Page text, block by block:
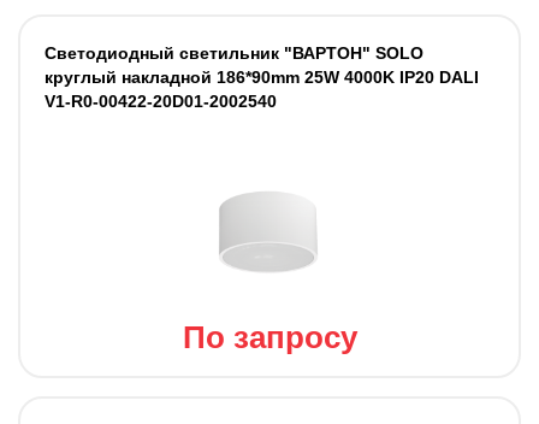
Светодиодный светильник "ВАРТОН" SOLO
круглый накладной 186*90mm 25W 4000K IP20 DALI
V1-R0-00422-20D01-2002540
По запросу